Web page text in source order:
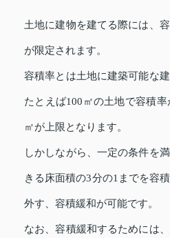
土地に建物を建てる際には、
が限定されます。
容積率とは土地に建築可能な
たとえば100㎡の土地で容積
㎡が上限となります。
しかしながら、一定の条件を
きる床面積の3分の1までを容
外す、容積緩和が可能です。
なお、容積緩和するためには